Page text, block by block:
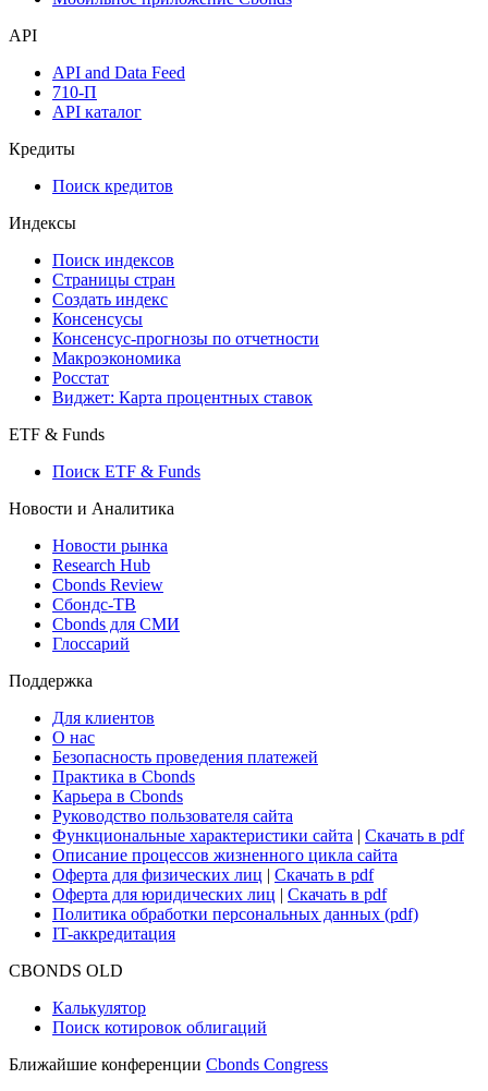
Надстройка Excel
Мобильное приложение Cbonds
API
API and Data Feed
API каталог
Кредиты
Поиск кредитов
Индексы
Поиск индексов
Страницы стран
Создать индекс
Консенсусы
Консенсус-прогнозы по отчетности
Макроэкономика
Виджет: Карта процентных ставок
ETF & Funds
Поиск ETF & Funds
Новости и Аналитика
Новости рынка
Research Hub
Cbonds Review
Сбондс-ТВ
Глоссарий
Поддержка
Для клиентов
О нас
Безопасность проведения платежей
Практика в Cbonds
Карьера в Cbonds
Руководство пользователя сайта
Функциональные характеристики сайта|Скачать в pdf
Описание процессов жизненного цикла сайта
Оферта для физических лиц
Оферта для юридических лиц
IT-аккредитация